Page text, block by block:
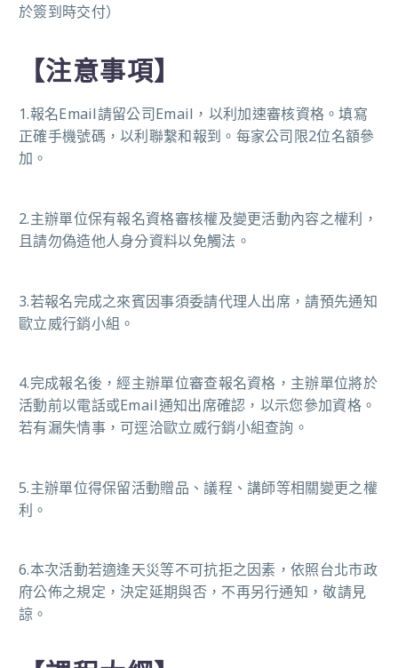
於簽到時交付）
【注意事項】
1.報名Email請留公司Email，以利加速審核資格。填寫
正確手機號碼，以利聯繫和報到。每家公司限2位名額參
加。
2.主辦單位保有報名資格審核權及變更活動內容之權利，
且請勿偽造他人身分資料以免觸法。
3.若報名完成之來賓因事須委請代理人出席，請預先通知
歐立威行銷小組。
4.完成報名後，經主辦單位審查報名資格，主辦單位將於
活動前以電話或Email通知出席確認，以示您參加資格。
若有漏失情事，可逕洽歐立威行銷小組查詢。
5.主辦單位得保留活動贈品、議程、講師等相關變更之權
利。
6.本次活動若適逢天災等不可抗拒之因素，依照台北市政
府公佈之規定，決定延期與否，不再另行通知，敬請見
諒。